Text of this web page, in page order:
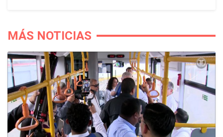
MÁS NOTICIAS